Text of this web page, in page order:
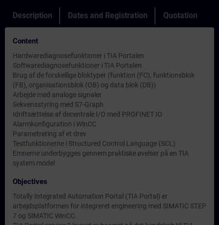
Description Dates and Registration Quotation
Content
Hardwarediagnosefunktioner i TIA Portalen
Softwarediagnosefunktioner i TIA Portalen
Brug af de forskellige bloktyper (funktion (FC), funktionsblok
(FB), organisationsblok (OB) og data blok (DB))
Arbejde med analoge signaler
Sekvensstyring med S7-Graph
Idriftsættelse af decentrale I/O med PROFINET IO
Alarmkonfiguration i WinCC
Parametrering af et drev
Testfunktionerne i Structured Control Language (SCL)
Emnerne underbygges gennem praktiske øvelser på en TIA
system model
Objectives
Totally Integrated Automation Portal (TIA Portal) er
arbejdsplatformen for integreret engineering med SIMATIC STEP
7 og SIMATIC WinCC.